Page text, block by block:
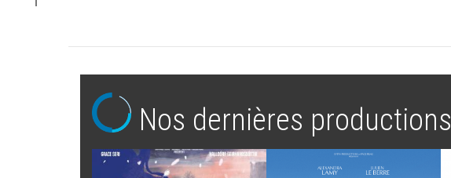
Nos dernières productions